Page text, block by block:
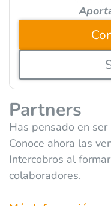
Partners
Has pensado en
Conoce ahora las
Intercobros al
colaboradores.